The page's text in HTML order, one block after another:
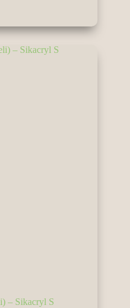
– Sikacryl S